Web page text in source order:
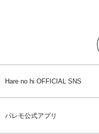
Hare no hi OFFICIAL SNS
パレモ公式アプリ